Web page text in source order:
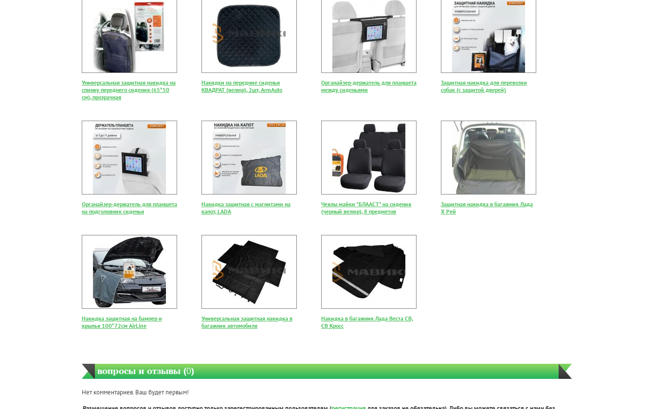
Универсальная защитная накидка на
спинку переднего сидения (65*50
см), прозрачная
Накидки на передние сиденья
КВАДРАТ (велюр), 2шт, ArmAuto
Органайзер-держатель для планшета
между сиденьями
Защитная накидка для перевозки
собак (с защитой дверей)
Органайзер-держатель для планшета
на подголовник сиденья
Накидка защитная с магнитами на
капот, LADA
Чехлы майки "БЛААСТ" на сидения
(черный велюр), 8 предметов
Защитная накидка в багажник Лада
Х Рей
Накидка защитная на бампер и
крылья 100*72см AirLine
Универсальная защитная накидка в
багажник автомобиля
Накидка в багажник Лада Веста СВ,
СВ Кросс
вопросы и отзывы (0)
Нет комментариев. Ваш будет первым!